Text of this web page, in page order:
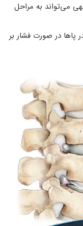
می‌تواند به مراحل
در صورت فشار بر